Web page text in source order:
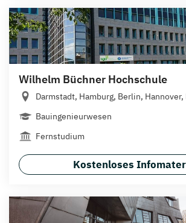
Wilhelm Büchner Hochschule
Darmstadt, Hamburg, Berlin, Hannover,
Bauingenieurwesen
Fernstudium
Kostenloses